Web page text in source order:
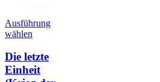
Ausführung
wählen
Die letzte
Einheit